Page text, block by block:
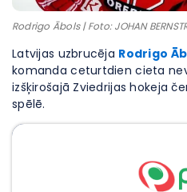
Rodrigo Ābols | Foto: JOHAN
Latvijas uzbrucēja Rodrigo
komanda ceturtdien cieta
izšķirošajā Zviedrijas hokeja
spēlē.